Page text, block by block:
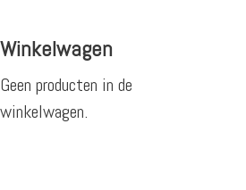
Winkelwagen
Geen producten in de
winkelwagen.